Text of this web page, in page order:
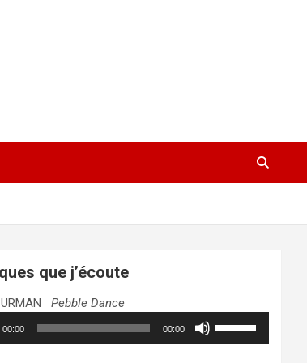
que j’écoute
Pebble Dance
00:00 00:00